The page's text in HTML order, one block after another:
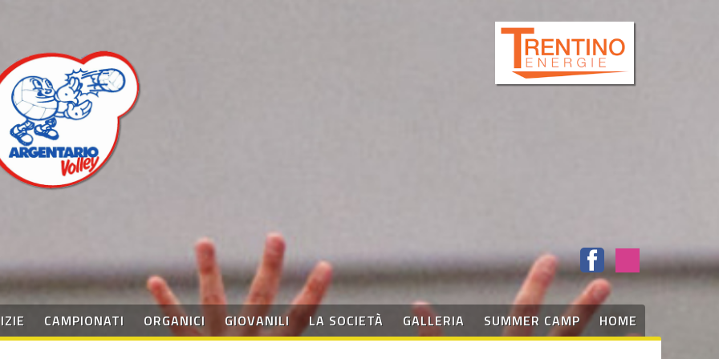
CAMPIONATI ORGANICI GIOVANILI LA SOCIETÀ GALLERIA SUMMER CAMP HOME